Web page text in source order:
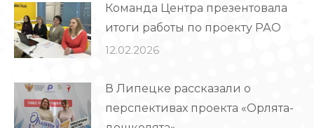
Команда Центра презентовала
итоги работы по проекту РАО
12.02.2026
В Липецке рассказали о
перспективах проекта «Орлята-